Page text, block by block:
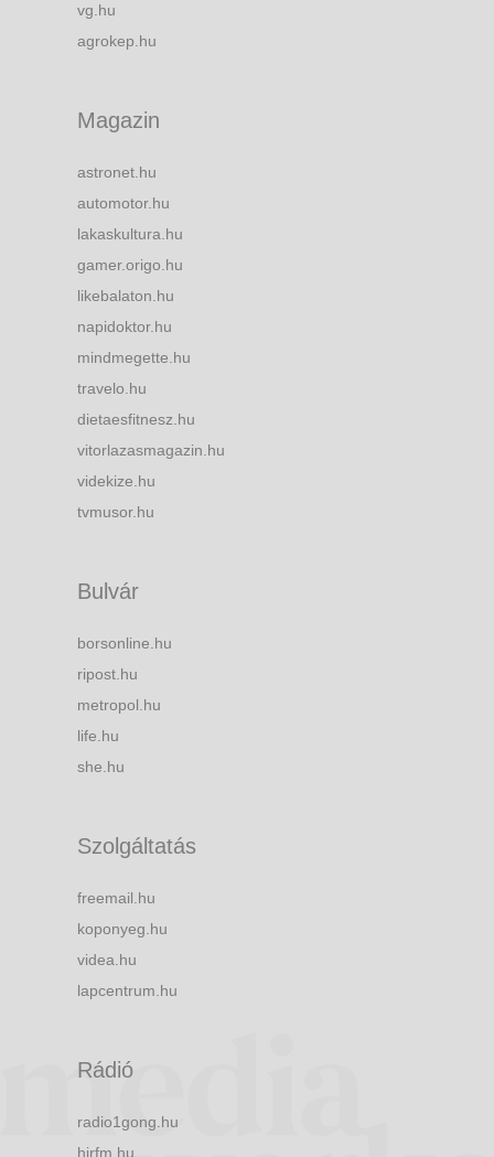
vg.hu
agrokep.hu
Magazin
astronet.hu
automotor.hu
lakaskultura.hu
gamer.origo.hu
likebalaton.hu
napidoktor.hu
mindmegette.hu
travelo.hu
dietaesfitnesz.hu
vitorlazasmagazin.hu
videkize.hu
tvmusor.hu
Bulvár
borsonline.hu
ripost.hu
metropol.hu
life.hu
she.hu
Szolgáltatás
freemail.hu
koponyeg.hu
videa.hu
lapcentrum.hu
Rádió
radio1gong.hu
hirfm.hu